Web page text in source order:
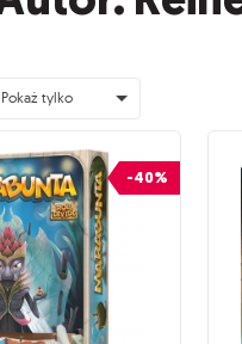
Pokaż tylko
-40%